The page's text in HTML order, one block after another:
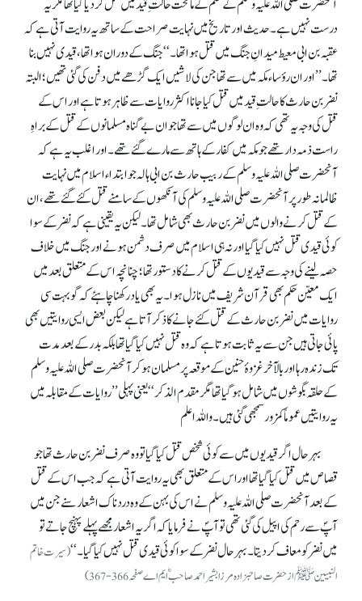
آنحضرت صلی اللہ علیہ وسلم کے حکم کے ماتحت حالتِ قیدمیں قتل کردیا گیا تھا مگر یہ
درست نہیں ہے۔ حدیث اورتاریخ میں نہایت صراحت کے ساتھ یہ روایت آتی ہے کہ
عقبہ بن ابی معیط میدانِ جنگ میں قتل ہوا تھا۔‘‘ جنگ کے دوران ہوا تھا، قیدی نہیں بنا
تھا۔ ’’اور ان رؤساء مکہ میں سے تھا جن کی لاشیں ایک گڑھے میں دفن کی گئی تھیں؛ البتہ
نضر بن حارث کا حالتِ قید میں قتل کیا جانا اکثر روایات سے ظاہر ہوتا ہے اور اس کے
قتل کی وجہ یہ تھی کہ وہ ان لوگوں میں سے تھا جوان بےگناہ مسلمانوں کے قتل کے براہِ
راست ذمہ دارتھے جو مکہ میں کفار کے ہاتھ سے مارے گئے تھے۔ اور اغلب یہ ہے کہ
آنحضرت صلی اللہ علیہ وسلم کے ربیب حار ث بن ابی ہالہ جوابتداء اسلام میں نہایت
ظالمانہ طورپر آنحضرت صلی اللہ علیہ وسلم کی آنکھوں کے سامنے قتل کئے گئے تھے، ان
کے قتل کرنے والوں میں نضر بن حارث بھی شامل تھا۔ لیکن یہ یقینی ہے کہ نضر کے سوا
کوئی قیدی قتل نہیں کیا گیا اور نہ ہی اسلام میں صرف دشمن ہونے اورجنگ میں خلاف
حصہ لینے کی وجہ سے قیدیوں کے قتل کرنے کا دستور تھا؛چنانچہ اس کے متعلق بعد میں
ایک معیّن حکم بھی قرآن شریف میں نازل ہوا۔ یہ بھی یاد رکھنا چاہئے کہ گو بہت سی
روایات میں نضر بن حارث کے قتل کئے جانے کاذکر آتا ہے لیکن بعض ایسی روایتیں بھی
پائی جاتی ہیں جن سے یہ ثابت ہوتا ہے کہ وہ قتل نہیں کیا گیا تھا بلکہ بدر کے بعد مدت
تک زندہ رہا اور بالآخر غزوۂ حنین کے موقعہ پر مسلمان ہو کر آنحضرت صلی اللہ علیہ وسلم
کے حلقہ بگوشوں میں شامل ہو گیا تھا مگر مقدم الذکر‘‘ یعنی پہلی ’’روایات کے مقابلہ میں
یہ روایتیں عموماً کمزور سمجھی گئی ہیں۔ واللہ اعلم
بہرحال اگرقیدیوں میں سے کوئی شخص قتل کیا گیا تو وہ صرف نضر بن حارث تھا جو
قصاص میں قتل کیا گیا تھااوراس کے متعلق بھی یہ روایت آتی ہے کہ جب اس کے قتل
کے بعد آنحضرت صلی اللہ علیہ وسلم نے اس کی بہن کے وہ دردناک اشعارسنے جن میں
آپؐ سے رحم کی اپیل کی گئی تھی تو آپؐ نے فرمایا کہ اگریہ اشعار مجھے پہلے پہنچ جاتے تو
میں نضرکو معاف کر دیتا۔ بہرحال نضر کے سوا کوئی قیدی قتل نہیں کیا گیا۔‘‘(سیرت خاتم
النبیینﷺ از حضرت صاحبزادہ مرزا بشیر احمد صاحبؓ ایم اے صفحہ366-367)